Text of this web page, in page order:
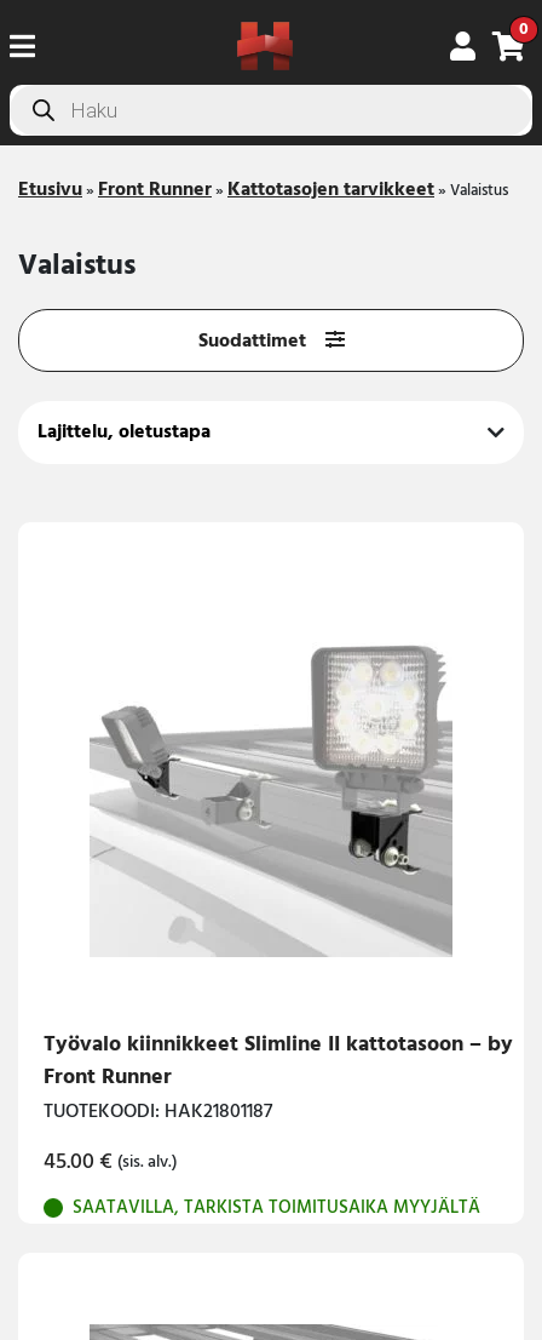
0
Products
search
Etusivu»Front Runner»Kattotasojen tarvikkeet»Valaistus
Valaistus
Suodattimet
Työvalo kiinnikkeet Slimline II kattotasoon – by
Front Runner
TUOTEKOODI: HAK21801187
45.00€ (sis. alv.)
SAATAVILLA, TARKISTA TOIMITUSAIKA MYYJÄLTÄ